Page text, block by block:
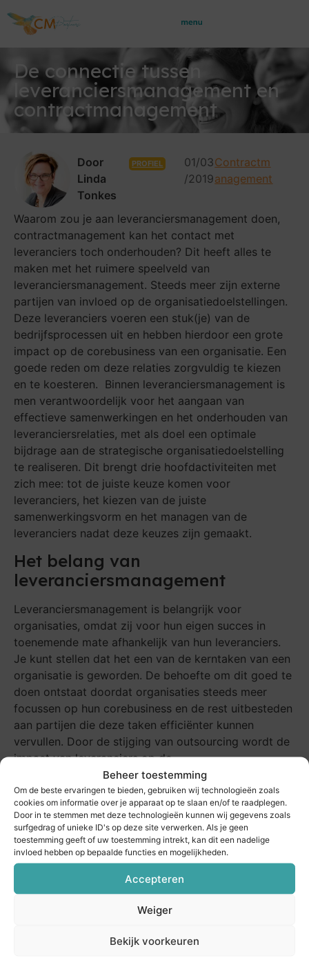
Beheer toestemming
Om de beste ervaringen te bieden, gebruiken wij technologieën zoals
cookies om informatie over je apparaat op te slaan en/of te raadplegen.
Door in te stemmen met deze technologieën kunnen wij gegevens zoals
surfgedrag of unieke ID's op deze site verwerken. Als je geen
toestemming geeft of uw toestemming intrekt, kan dit een nadelige
invloed hebben op bepaalde functies en mogelijkheden.
Accepteren
Weiger
Bekijk voorkeuren
De connectie tussen
leveranciersmanagement en
contractmanagement
Door
Linda
Tonkes
PROFIEL
01/03
/2019
Contractm
anagement
Waarom zou je aan leveranciersmanagement doen,
contractmanagement kan het contact met
leveranciers toch onderhouden? Dit heeft alles te
maken met het ruimere speelveld van
leveranciersmanagement. Steeds meer zijn externe
partijen van invloed op de organisatiedoelstellingen.
Deze leveranciers voeren een stuk(je) van de
bedrijfsprocessen uit en hebben hierdoor een grote
impact op de corebusiness van een organisatie. Een
goede reden om deze relaties zorgvuldig te kiezen
en te koesteren. Binnen leveranciersmanagement is
men verantwoordelijk voor het aangaan van
effectieve samenwerkingen en het onderhouden van
leveranciersrelaties, met als doel een optimale
bijdrage aan de strategische organisatiedoelstelling
te realiseren. Dit brengt drie hoofdactiviteiten met
zich mee: tot de juiste keuze komen voor
leveranciers, het kiezen van de juiste
samenwerkingsvorm en het managen van de
leveranciers nadat deze keuzes zijn gemaakt.
Het belang van
leveranciersmanagement
Leveranciersmanagement is belangrijk voor
organisaties, omdat zij voor hun eigen succes in
toenemende mate afhankelijk van hun leveranciers.
Je kunt stellen dat het een van de kerntaken van een
organisatie is geworden. De behoefte om dit goed te
doen ontstaat doordat organisaties steeds meer
focussen op hun corebusiness en de rest uitbesteden
aan partijen die deze taken efficiënter kunnen
vervullen. Door de stijging van outsourcing wordt de
impact van leveranciers op de
organisatiedoelstellingen steeds groter; leveranciers
spelen dus een steeds bepalender rol in factoren als
omzet en strategische doeleinden.
De connectie met contractmanagement zit ‘m in het
feit dat voor goed contractmanagement een goede
samenwerking met de leverancier ook essentieel is.
Alleen is daarbij het primaire doel het realiseren van
contractmanager verzamelt gedurende een contract
allemaal informatie over een leverancier, wat weer
nuttige inzichten oplevert voor